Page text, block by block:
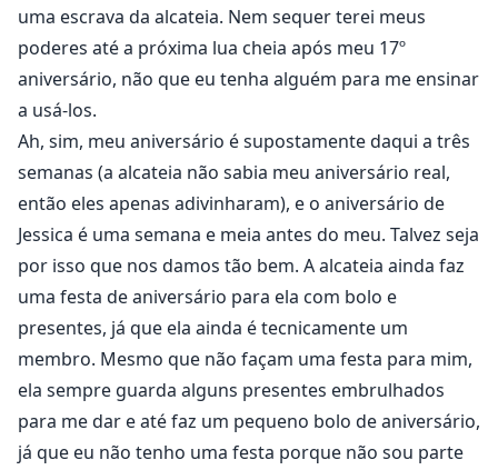
uma escrava da alcateia. Nem sequer terei meus
poderes até a próxima lua cheia após meu 17º
aniversário, não que eu tenha alguém para me ensinar
a usá-los.
Ah, sim, meu aniversário é supostamente daqui a três
semanas (a alcateia não sabia meu aniversário real,
então eles apenas adivinharam), e o aniversário de
Jessica é uma semana e meia antes do meu. Talvez seja
por isso que nos damos tão bem. A alcateia ainda faz
uma festa de aniversário para ela com bolo e
presentes, já que ela ainda é tecnicamente um
membro. Mesmo que não façam uma festa para mim,
ela sempre guarda alguns presentes embrulhados
para me dar e até faz um pequeno bolo de aniversário,
já que eu não tenho uma festa porque não sou parte